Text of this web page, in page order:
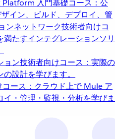
入門基礎コース：公
イン、ビルド、デプロイ、管
ンネットワーク技術者向けコ
たすインテグレーションソリ
ョン技術者向けコース：実際の
設計を学びます。
ース：クラウド上で Mule ア
・管理・監視・分析を学びま